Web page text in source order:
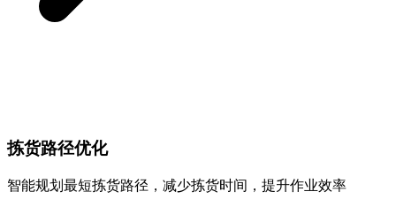
拣货路径优化
智能规划最短拣货路径，减少拣货时间，提升作业效率